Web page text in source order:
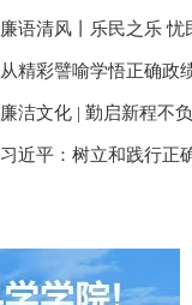
廉语清风丨乐民之乐 忧
从精彩譬喻学悟正确政
廉洁文化 | 勤启新程不
习近平：树立和践行正